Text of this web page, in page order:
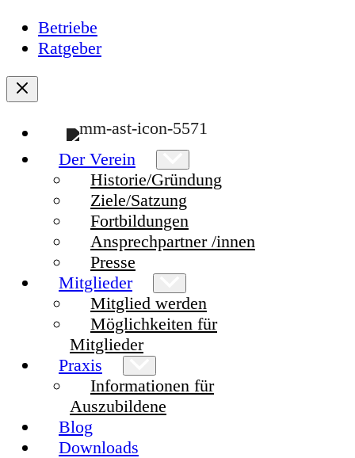
Betriebe
Ratgeber
Der Verein
Historie/Gründung
Ziele/Satzung
Fortbildungen
Ansprechpartner /innen
Presse
Mitglieder
Mitglied werden
Möglichkeiten für
Mitglieder
Praxis
Informationen für
Auszubildene
Blog
Downloads